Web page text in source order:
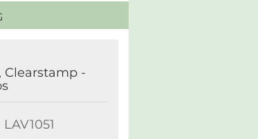
Clearstamp -
LAV1051